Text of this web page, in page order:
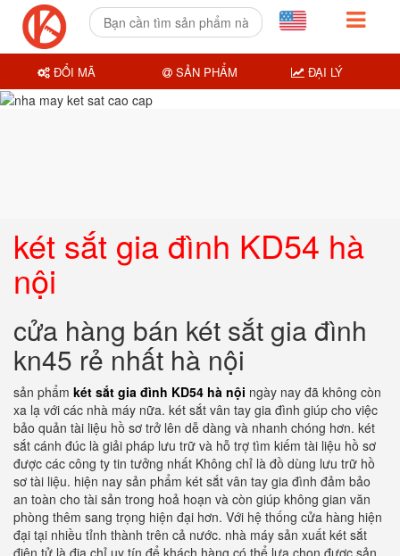
két sắt gia đình KD54 hà
nội
cửa hàng bán két sắt gia đình
kn45 rẻ nhất hà nội
sản phẩm két sắt gia đình KD54 hà nội ngày nay đã không còn
xa lạ với các nhà máy nữa. két sắt vân tay gia đình giúp cho việc
bảo quản tài liệu hồ sơ trở lên dễ dàng và nhanh chóng hơn. két
sắt cánh đúc là giải pháp lưu trữ và hỗ trợ tìm kiếm tài liệu hồ sơ
được các công ty tin tưởng nhất Không chỉ là đồ dùng lưu trữ hồ
sơ tài liệu. hiện nay sản phẩm két sắt vân tay gia đình đảm bảo
an toàn cho tài sản trong hoả hoạn và còn giúp không gian văn
phòng thêm sang trọng hiện đại hơn. Với hệ thống cửa hàng hiện
đại tại nhiều tỉnh thành trên cả nước. nhà máy sản xuất két sắt
điện tử là địa chỉ uy tín để khách hàng có thể lựa chọn được sản
ĐỔI MÃ SẢN PHẨM ĐẠI LÝ